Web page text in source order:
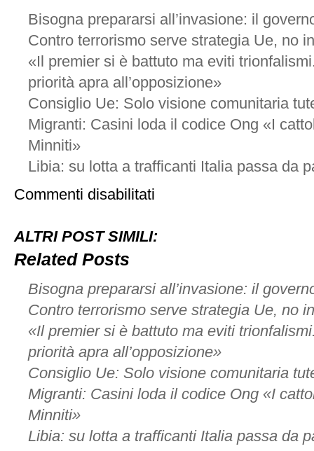
Bisogna prepararsi all’invasione: il
Contro terrorismo serve strategia Ue, no
«Il premier si è battuto ma eviti
priorità apra all’opposizione»
Consiglio Ue: Solo visione comunitaria
Migranti: Casini loda il codice Ong «I
Minniti»
Libia: su lotta a trafficanti Italia passa da
Commenti disabilitati
ai
morale
pure
convenienza
ALTRI POST SIMILI:
Related Posts
Bisogna prepararsi all’invasione: il
Contro terrorismo serve strategia Ue, no
«Il premier si è battuto ma eviti
priorità apra all’opposizione»
Consiglio Ue: Solo visione comunitaria
Migranti: Casini loda il codice Ong «I
Minniti»
Libia: su lotta a trafficanti Italia passa da